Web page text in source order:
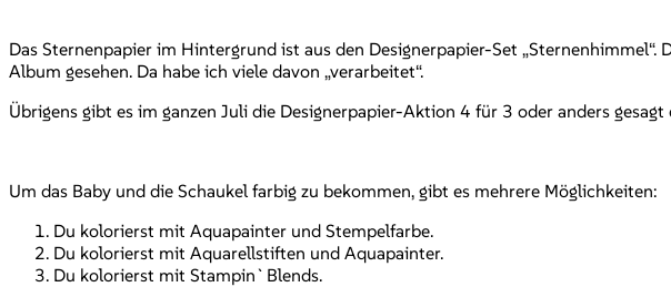
Das Sternenpapier im Hintergrund ist aus den Designerpapier-Set
Album gesehen. Da habe ich viele davon „verarbeitet“.
Übrigens gibt es im ganzen Juli die Designerpapier-Aktion 4 für 3 oder anders
Um das Baby und die Schaukel farbig zu bekommen, gibt es mehrere Möglichkeiten:
Du kolorierst mit Aquapainter und Stempelfarbe.
Du kolorierst mit Aquarellstiften und Aquapainter.
Du kolorierst mit Stampin`Blends.